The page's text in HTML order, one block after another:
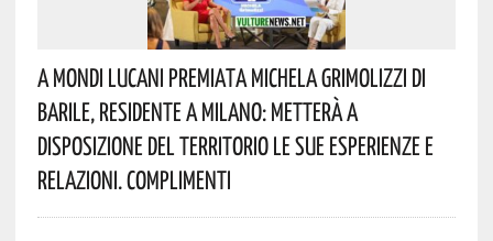
A Mondi Lucani Premiata Michela Grimolizzi Di
Barile, Residente A Milano: Metterà A
Disposizione Del Territorio Le Sue Esperienze E
Relazioni. Complimenti